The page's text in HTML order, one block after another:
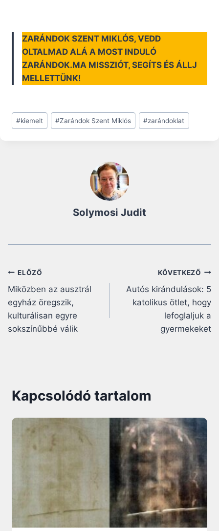
ZARÁNDOK SZENT MIKLÓS, VEDD
OLTALMAD ALÁ A MOST INDULÓ
ZARÁNDOK.MA MISSZIÓT, SEGÍTS ÉS ÁLLJ
MELLETTÜNK!
Post
Tags:
#kiemelt #Zarándok Szent Miklós #zarándoklat
Solymosi Judit
Bejegyzés
navigáció
ELŐZŐ
Miközben az ausztrál
egyház öregszik,
kulturálisan egyre
sokszínűbbé válik
KÖVETKEZŐ
Autós kirándulások: 5
katolikus ötlet, hogy
lefoglaljuk a
gyermekeket
Kapcsolódó tartalom